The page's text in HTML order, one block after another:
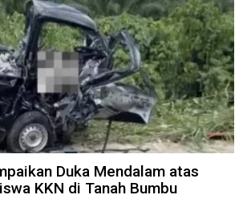
Duka Mendalam atas
KKN di Tanah Bumbu